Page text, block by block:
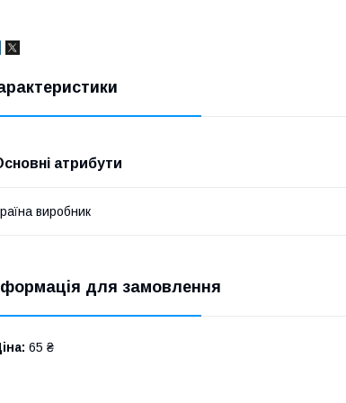
атрибути
виробник
для замовлення
65 ₴